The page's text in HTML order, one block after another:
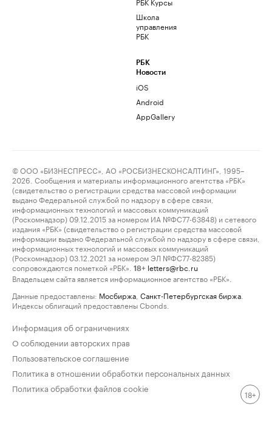
Школа
управления
РБК
РБК
Новости
iOS
Android
AppGallery
© ООО «БИЗНЕСПРЕСС», АО «РОСБИЗНЕСКОНСАЛТИНГ», 1995–
2026. Сообщения и материалы информационного агентства «РБК»
(свидетельство о регистрации средства массовой информации
выдано Федеральной службой по надзору в сфере связи,
информационных технологий и массовых коммуникаций
(Роскомнадзор) 09.12.2015 за номером ИА №ФС77-63848) и сетевого
издания «РБК» (свидетельство о регистрации средства массовой
информации выдано Федеральной службой по надзору в сфере связи,
информационных технологий и массовых коммуникаций
(Роскомнадзор) 03.12.2021 за номером ЭЛ №ФС77-82385)
сопровождаются пометкой «РБК».
18+ letters@rbc.ru
Владельцем сайта является информационное агентство «РБК».
Данные предоставлены: Мосбиржа Санкт-Петербургская биржа
Индексы облигаций предоставлены Cbonds.
Информация об ограничениях
О соблюдении авторских прав
Пользовательское соглашение
Политика в отношении обработки персональных данных
Политика обработки файлов cookie
18+